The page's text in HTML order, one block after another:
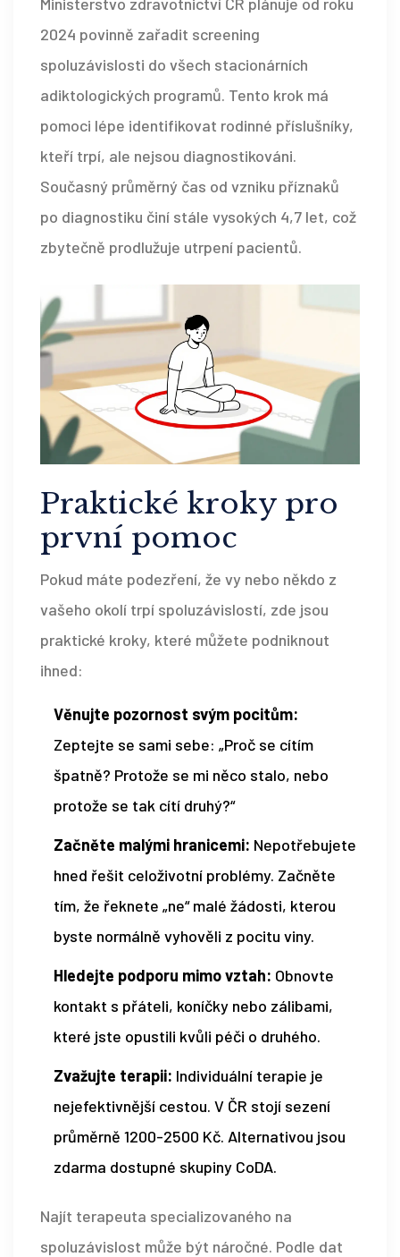
2024 povinně zařadit screening
spoluzávislosti do všech stacionárních
adiktologických programů. Tento krok má
pomoci lépe identifikovat rodinné příslušníky,
kteří trpí, ale nejsou diagnostikováni.
Současný průměrný čas od vzniku příznaků
po diagnostiku činí stále vysokých 4,7 let, což
zbytečně prodlužuje utrpení pacientů.
Praktické kroky pro
první pomoc
Pokud máte podezření, že vy nebo někdo z
vašeho okolí trpí spoluzávislostí, zde jsou
praktické kroky, které můžete podniknout
ihned:
Věnujte pozornost svým pocitům:
Zeptejte se sami sebe: „Proč se cítím
špatně? Protože se mi něco stalo, nebo
protože se tak cítí druhý?“
Začněte malými hranicemi: Nepotřebujete
hned řešit celoživotní problémy. Začněte
tím, že řeknete „ne“ malé žádosti, kterou
byste normálně vyhověli z pocitu viny.
Hledejte podporu mimo vztah: Obnovte
kontakt s přáteli, koníčky nebo zálibami,
které jste opustili kvůli péči o druhého.
Zvažujte terapii: Individuální terapie je
nejefektivnější cestou. V ČR stojí sezení
průměrně 1200-2500 Kč. Alternativou jsou
zdarma dostupné skupiny CoDA.
Najít terapeuta specializovaného na
spoluzávislost může být náročné. Podle dat